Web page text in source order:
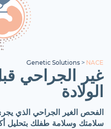
Genetic Solutions > NACE
الولادة
الفحص الغير الجراحي الذي
سلامتك وسلامة طفلك بتحليل